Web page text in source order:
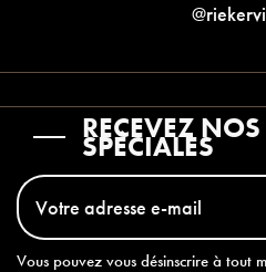
RECEVEZ NOS
SPÉCIALES
Vous pouvez vous désinscrire à tout